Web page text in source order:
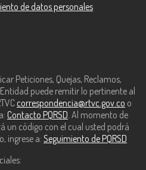
de datos personales
Peticiones, Quejas, Reclamos,
puede remitir lo pertinente al
correspondencia@rtvc.gov.co o
Contacto PQRSD. Al momento de
un código con el cual usted podrá
ingrese a: Seguimiento de PQRSD